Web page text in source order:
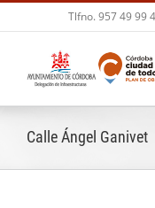
to
Tlfno. 957 49 99
Calle Ángel Ganivet